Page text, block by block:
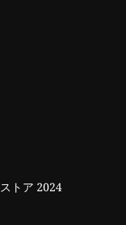
トア 2024